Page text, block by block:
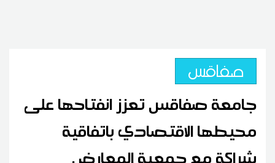
صفاقس
جامعة صفاقس تعزز انفتاحها على
محيطها الاقتصادي باتفاقية
شراكة مع جمعية المعارض